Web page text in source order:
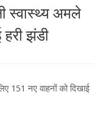
स्वास्थ्य अमले
झंडी
151 नए वाहनों को दिखाई